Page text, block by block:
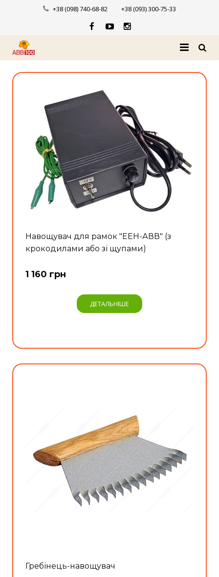
+38 (098) 740-68-82 +38 (093) 300-75-33
Головна
Доставка і оплата
Контакти
Навощувач для рамок "EEН-АВВ" (з
крокодилами або зі щупами)
1 160 грн
ДЕТАЛЬНІШЕ
Гребінець-навощувач